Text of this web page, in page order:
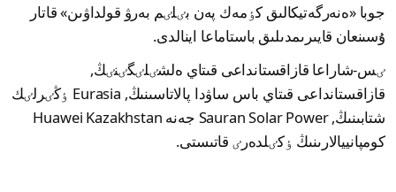
جوبا «ەنەرگەتيكالىق كٶمەك پەن بٸلٸم بەرۋ قولداۋىن» قاتار
ۇسىنعان قايىرىمدىلىق باستاماعا اينالدى.
ٸس-شاراعا قازاقستانداعى قىتاي ەلشٸلٸگٸنٸڭ,
قازاقستانداعى قىتاي باس ساۋدا پالاتاسىنىڭ, Eurasia ٶڭٸرلٸك
شتابىنىڭ, Sauran Solar Power جەنە Huawei Kazakhstan
كومپانييالارىنىڭ ٶكٸلدەرٸ قاتىستى.